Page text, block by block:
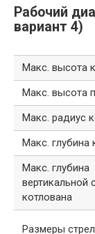
Рабочий
вариант 4)
Макс. высота
Макс. высота
Макс. радиус
Макс. глубина
Макс. глубина
вертикальной
котлована
Размеры